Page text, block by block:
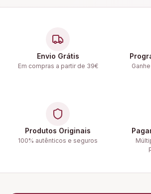
Envio Grátis
Em compras a partir de 39€
Produtos Originais
100% autênticos e seguros